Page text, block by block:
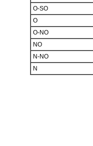
O-SO
O
O-NO
NO
N-NO
N